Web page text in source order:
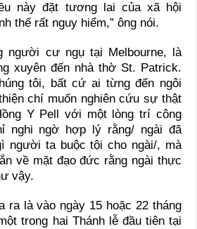
này đặt tương lai của xã hội
thế rất nguy hiểm,” ông nói.
người cư ngụ tại Melbourne, là
xuyên đến nhà thờ St. Patrick.
tôi, bất cứ ai từng đến ngôi
chí muốn nghiên cứu sự thật
Y Pell với một lòng trí công
nghi ngờ hợp lý rằng/ ngài đã
người ta buộc tội cho ngài/, mà
về mặt đạo đức rằng ngài thực
vậy.
ra là vào ngày 15 hoặc 22 tháng
trong hai Thánh lễ đầu tiên tại